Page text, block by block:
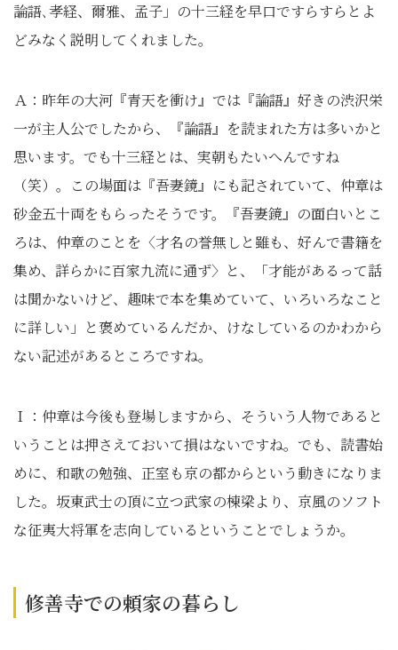
論語､孝経、爾雅、孟子」の十三経を早口ですらすらとよ
どみなく説明してくれました。
Ａ：昨年の大河『青天を衝け』では『論語』好きの渋沢栄
一が主人公でしたから、『論語』を読まれた方は多いかと
思います。でも十三経とは、実朝もたいへんですね
（笑）。この場面は『吾妻鏡』にも記されていて、仲章は
砂金五十両をもらったそうです。『吾妻鏡』の面白いとこ
ろは、仲章のことを〈才名の誉無しと雖も、好んで書籍を
集め、詳らかに百家九流に通ず〉と、「才能があるって話
は聞かないけど、趣味で本を集めていて、いろいろなこと
に詳しい」と褒めているんだか、けなしているのかわから
ない記述があるところですね。
Ｉ：仲章は今後も登場しますから、そういう人物であると
いうことは押さえておいて損はないですね。でも、読書始
めに、和歌の勉強、正室も京の都からという動きになりま
した。坂東武士の頂に立つ武家の棟梁より、京風のソフト
な征夷大将軍を志向しているということでしょうか。
修善寺での頼家の暮らし